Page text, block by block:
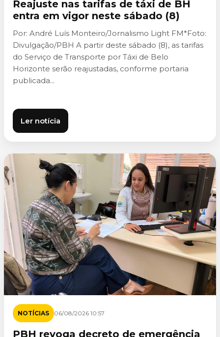
Reajuste nas tarifas de táxi de BH
entra em vigor neste sábado (8)
Por: André Luís Monteiro/Jornalismo Light FM*Foto:
Divulgação/PBH A partir deste sábado (8), as tarifas
do Serviço de Transporte por Táxi de Belo
Horizonte serão reajustadas, conforme portaria
publicada...
Ler notícia
NOTÍCIAS 06/08/2026 10:57
PBH revoga decreto de emergência